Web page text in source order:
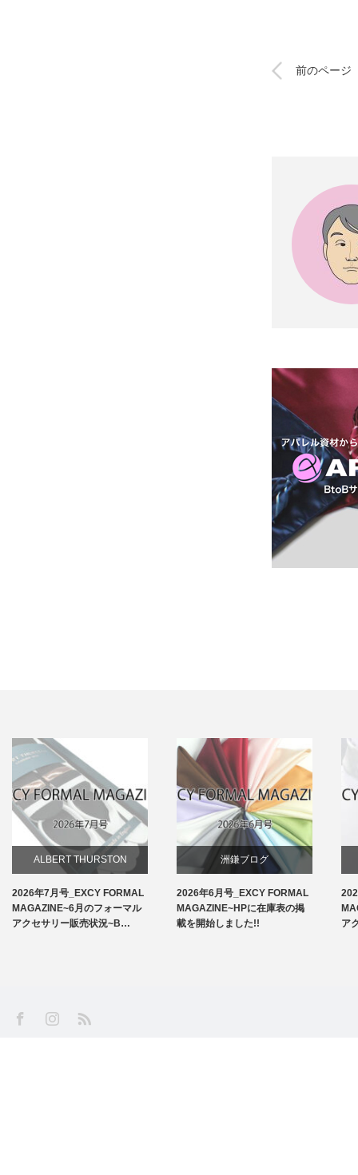
前のページ
ALBERT THURSTON
お知らせ
2026年7月号_EXCY FORMAL
MAGAZINE~6月のフォーマル
アクセサリー販売状況~B…
洲鎌ブログ
2026年6月号_EXCY FORMAL
MAGAZINE~HPに在庫表の掲
載を開始しました!!
ア
FacebookInstagram